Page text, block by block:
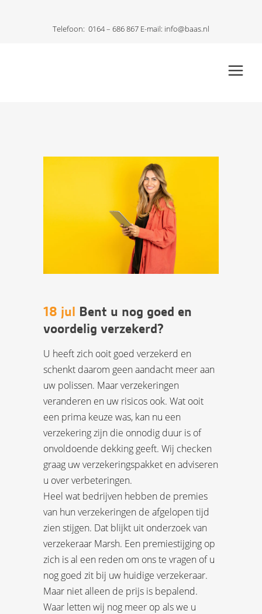
Telefoon: 0164 – 686 867 E-mail: info@baas.nl
18 jul Bent u nog goed en
voordelig verzekerd?
U heeft zich ooit goed verzekerd en
schenkt daarom geen aandacht meer aan
uw polissen. Maar verzekeringen
veranderen en uw risicos ook. Wat ooit
een prima keuze was, kan nu een
verzekering zijn die onnodig duur is of
onvoldoende dekking geeft. Wij checken
graag uw verzekeringspakket en adviseren
u over verbeteringen.
Heel wat bedrijven hebben de premies
van hun verzekeringen de afgelopen tijd
zien stijgen. Dat blijkt uit onderzoek van
verzekeraar Marsh. Een premiestijging op
zich is al een reden om ons te vragen of u
nog goed zit bij uw huidige verzekeraar.
Maar niet alleen de prijs is bepalend.
Waar letten wij nog meer op als we u